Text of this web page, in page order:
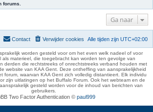
forums.
Ga naar
Alle tijden zijn UTC+02:00
Verwijder cookies
Contact
worden gesteld voor om het even welk nadeel of voor
als materieel, die toegebracht kan worden ten gevolge van
derden die rechtstreeks of onrechtstreeks verband houden met
website van KAA Gent. Deze ontheffing van aansprakelijkheid
forum, waarvan KAA Gent zich volledig distantieert. Elk individu
zijn uitlatingen op het Buffalo Forum. Ook het webteam en de
gesteld worden voor de inhoud van berichten van
gebruikers.
Two Factor Authentication © paul999